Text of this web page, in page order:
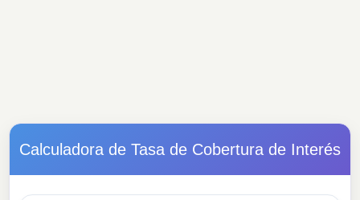
Calculadora de Tasa de Cobertura de Interés